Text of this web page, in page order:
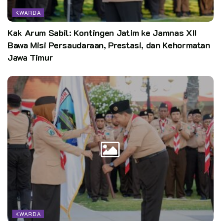
KWARDA
Kak Arum Sabil: Kontingen Jatim ke Jamnas XII
Bawa Misi Persaudaraan, Prestasi, dan Kehormatan
Jawa Timur
KWARDA